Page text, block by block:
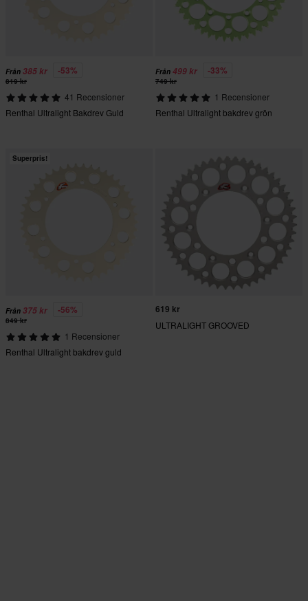
Från 385 kr -53%
819 kr
41 Recensioner
Renthal Ultralight Bakdrev Guld
Från 499 kr -33%
749 kr
1 Recensioner
Renthal Ultralight bakdrev grön
Superpris!
Från 375 kr -56%
849 kr
1 Recensioner
Renthal Ultralight bakdrev guld
619 kr
ULTRALIGHT GROOVED